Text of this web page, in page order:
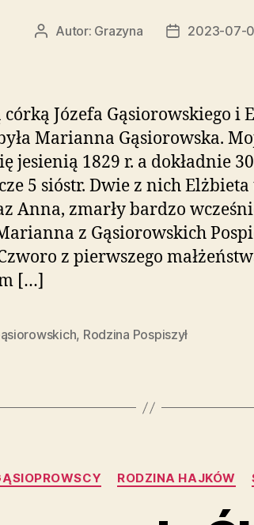
AutorAutor: Grazyna
Data2023-07-
córką Józefa Gąsiorowskiego i
Marianna Gąsiorowska.
jesienią 1829 r. a dokładnie
5 sióstr. Dwie z nich
Anna, zmarły bardzo
z Gąsiorowskich
z pierwszego
[…]
, Rodzina Pospiszył
Kategorie
RODZINA HAJKÓW